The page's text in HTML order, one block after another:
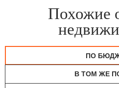
Похожие
ПО
В ТОМ ЖЕ